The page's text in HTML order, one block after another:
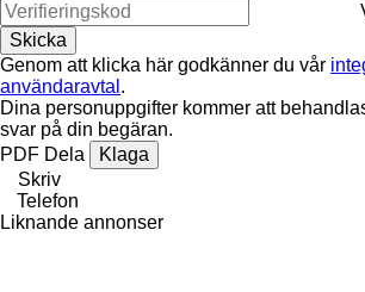
Genom att klicka här godkänner du vår
användaravtal .
Dina personuppgifter kommer att
svar på din begäran.
PDF Dela
Klaga
Skriv
Telefon
Liknande annonser